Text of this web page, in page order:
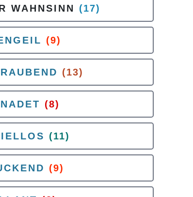
WAHNSINN (17)
(9)
(13)
(8)
(11)
(9)